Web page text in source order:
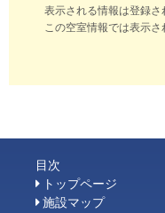
表示される情報は登録さ
この空室情報では表示さ
目次
トップページ
施設マップ